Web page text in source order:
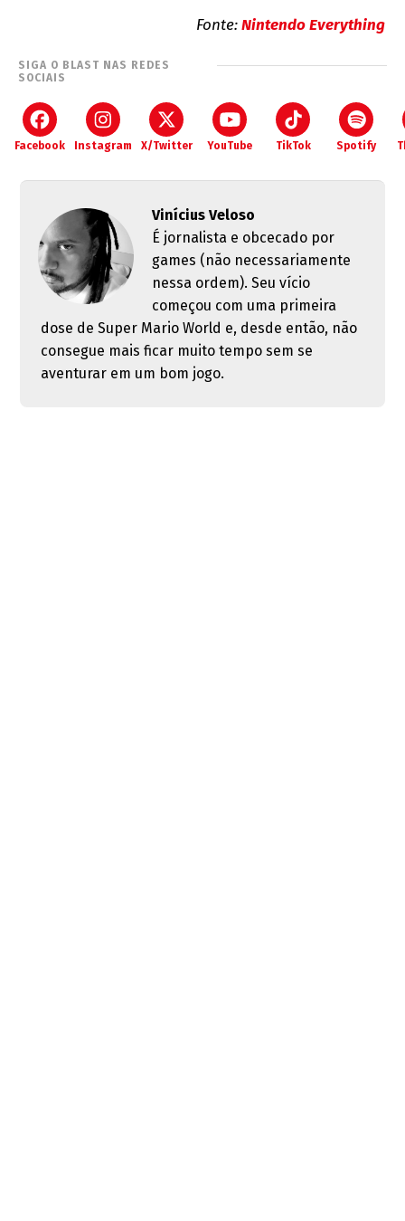
Fonte:Nintendo Everything
SIGA O BLAST NAS REDES
SOCIAIS
Facebook Instagram X/Twitter YouTube TikTok Spotify
Vinícius Veloso
É jornalista e obcecado por
games (não necessariamente
nessa ordem). Seu vício
começou com uma primeira
dose de Super Mario World e, desde então, não
consegue mais ficar muito tempo sem se
aventurar em um bom jogo.